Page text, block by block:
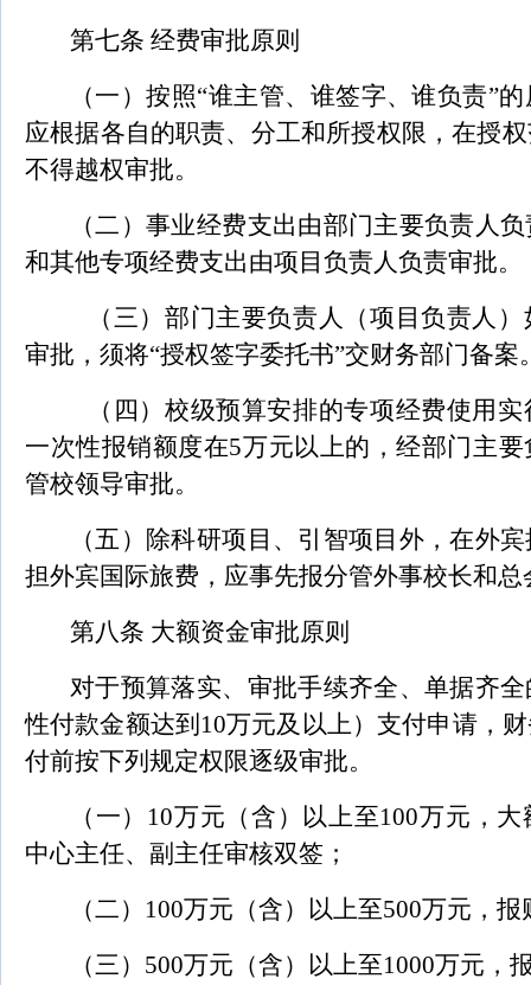
第七条 经费审批原则
（一）按照“谁主管、谁签字、谁负责”
应根据各自的职责、分工和所授权限，在授
不得越权审批。
（二）事业经费支出由部门主要负责人
和其他专项经费支出由项目负责人负责审批。
（三）部门主要负责人（项目负责人
审批，须将“授权签字委托书”交财务部门备案
（四）校级预算安排的专项经费使用
一次性报销额度在5万元以上的，经部门主
管校领导审批。
（五）除科研项目、引智项目外，在外
担外宾国际旅费，应事先报分管外事校长和总
第八条 大额资金审批原则
对于预算落实、审批手续齐全、单据齐
性付款金额达到10万元及以上）支付申请，
付前按下列规定权限逐级审批。
（一）10万元（含）以上至100万元，
中心主任、副主任审核双签；
（二）100万元（含）以上至500万元，
（三）500万元（含）以上至1000万元，